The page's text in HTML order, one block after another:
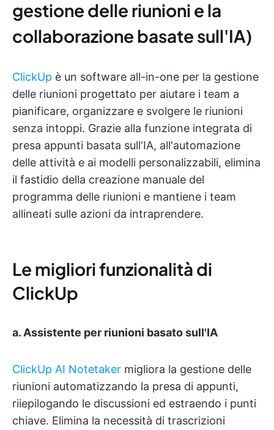
gestione delle riunioni e la
collaborazione basate sull'IA)
ClickUp è un software all-in-one per la gestione
delle riunioni progettato per aiutare i team a
pianificare, organizzare e svolgere le riunioni
senza intoppi. Grazie alla funzione integrata di
presa appunti basata sull'IA, all'automazione
delle attività e ai modelli personalizzabili, elimina
il fastidio della creazione manuale del
programma delle riunioni e mantiene i team
allineati sulle azioni da intraprendere.
Le migliori funzionalità di
ClickUp
a. Assistente per riunioni basato sull'IA
ClickUp AI Notetaker migliora la gestione delle
riunioni automatizzando la presa di appunti,
riiepilogando le discussioni ed estraendo i punti
chiave. Elimina la necessità di trascrizioni